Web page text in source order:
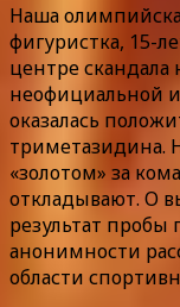
Наша
фигуристка, 15-
центре скандала
неофициальной
оказалась
триметазидина.
«золотом» за
откладывают. О
результат пробы
анонимности
области